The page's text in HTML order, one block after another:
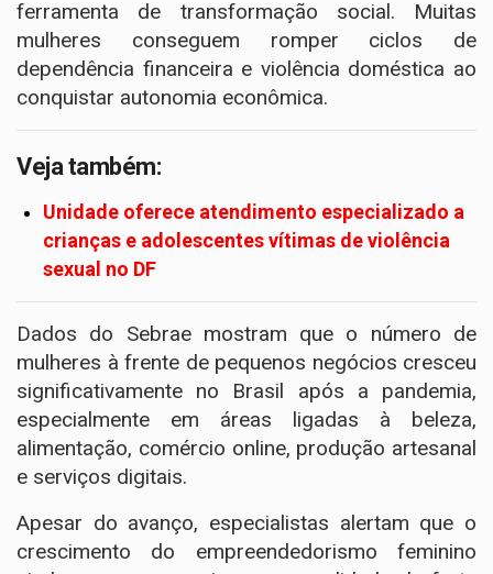
ferramenta de transformação social. Muitas
mulheres conseguem romper ciclos de
dependência financeira e violência doméstica ao
conquistar autonomia econômica.
Veja também:
Unidade oferece atendimento especializado a
crianças e adolescentes vítimas de violência
sexual no DF
Dados do Sebrae mostram que o número de
mulheres à frente de pequenos negócios cresceu
significativamente no Brasil após a pandemia,
especialmente em áreas ligadas à beleza,
alimentação, comércio online, produção artesanal
e serviços digitais.
Apesar do avanço, especialistas alertam que o
crescimento do empreendedorismo feminino